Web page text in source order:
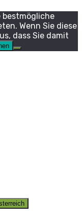
bestmögliche
Wenn Sie diese
dass Sie damit